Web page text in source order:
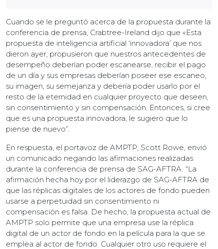
Cuando se le preguntó acerca de la propuesta durante la
conferencia de prensa, Crabtree-Ireland dijo que «Esta
propuesta de inteligencia artificial ‘innovadora’ que nos
dieron ayer, propusieron que nuestros antecedentes de
desempeño deberían poder escanearse, recibir el pago
de un día y sus empresas deberían poseer ese escaneo,
su imagen, su semejanza y debería poder usarlo por el
resto de la eternidad en cualquier proyecto que deseen,
sin consentimiento y sin compensación. Entonces, si cree
que es una propuesta innovadora, le sugiero que lo
piense de nuevo”.
En respuesta, el portavoz de AMPTP, Scott Rowe, envió
un comunicado negando las afirmaciones realizadas
durante la conferencia de prensa de SAG-AFTRA. “La
afirmación hecha hoy por el liderazgo de SAG-AFTRA de
que las réplicas digitales de los actores de fondo pueden
usarse a perpetuidad sin consentimiento ni
compensación es falsa. De hecho, la propuesta actual de
AMPTP solo permite que una empresa use la réplica
digital de un actor de fondo en la película para la que se
emplea al actor de fondo. Cualquier otro uso requiere el